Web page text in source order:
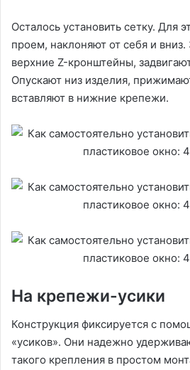
Осталось установить сетку. Для
проем, наклоняют от себя и вниз.
верхние Z-кронштейны,
Опускают низ изделия,
вставляют в нижние крепежи.
На крепежи-усики
Конструкция фиксируется с
«усиков». Они надежно
такого крепления в простом